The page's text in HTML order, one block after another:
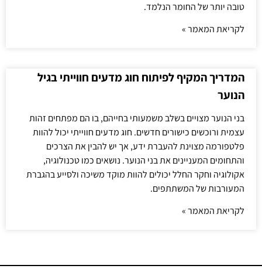
טובה יותר של החומר הנלמד.
לקריאת המאמר »
המדריך המקיף לפיתוח חוג מדעים חווייתי בגיל
הנוער
בני הנוער מצויים בשלב משמעותי בחייהם, בו הם מפתחים זהות
עצמית ורוכשים כישורים חדשים. חוג מדעים חווייתי יכול להוות
פלטפורמה מצוינת להעברת ידע, אך יש להבין את הצרכים
והתחומים המעניינים את בני הנוער. נושאים כמו טכנולוגיה,
אקולוגיה וחקר החלל יכולים להוות מוקד משיכה ולסייע בהגברת
המעורבות של המשתתפים.
לקריאת המאמר »